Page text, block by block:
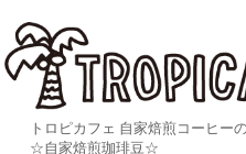
トロピカフェ 自家焙煎コーヒー
☆自家焙煎珈琲豆☆